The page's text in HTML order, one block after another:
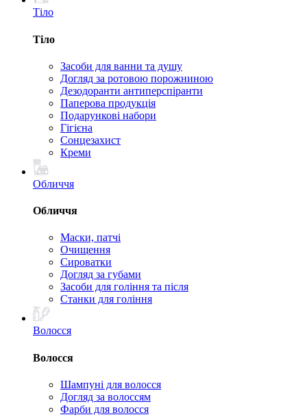
Тіло
Тіло
Засоби для ванни та душу
Догляд за ротовою порожниною
Дезодоранти антиперспіранти
Паперова продукція
Подарункові набори
Гігієна
Сонцезахист
Креми
Обличчя
Обличчя
Маски, патчі
Очищення
Сироватки
Догляд за губами
Засоби для гоління та після
Станки для гоління
Волосся
Волосся
Шампуні для волосся
Догляд за волоссям
Фарби для волосся